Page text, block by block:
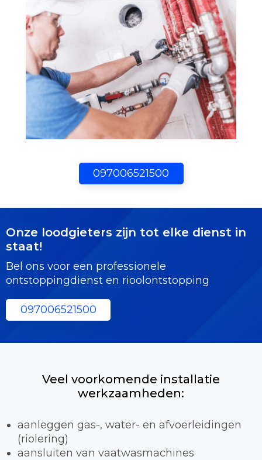
097006521500
Onze loodgieters zijn tot elke dienst in
staat!
Bel ons voor een professionele
ontstoppingdienst en rioolontstopping
097006521500
Veel voorkomende installatie
werkzaamheden:
aanleggen gas-, water- en afvoerleidingen
(riolering)
aansluiten van vaatwasmachines